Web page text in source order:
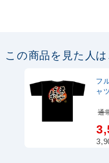
この商品を見た人
フ
ャ
サ
通